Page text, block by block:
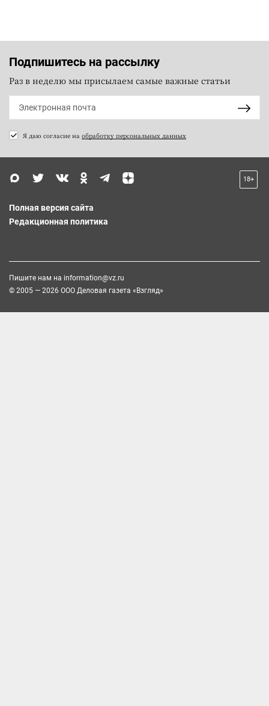
Подпишитесь на рассылку
Раз в неделю мы присылаем самые важные статьи
Я даю согласие на обработку персональных данных
18+
Полная версия сайта
Редакционная политика
Пишите нам на information@vz.ru
© 2005 — 2026 ООО Деловая газета «Взгляд»